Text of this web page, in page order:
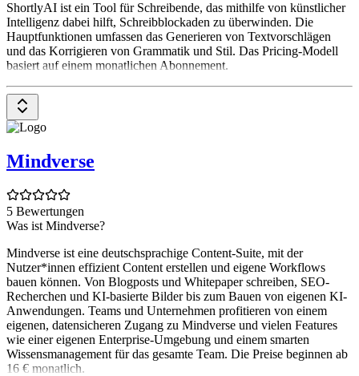
ShortlyAI ist ein Tool für Schreibende, das mithilfe von künstlicher
Intelligenz dabei hilft, Schreibblockaden zu überwinden. Die
Hauptfunktionen umfassen das Generieren von Textvorschlägen
und das Korrigieren von Grammatik und Stil. Das Pricing-Modell
basiert auf einem monatlichen Abonnement.
Mindverse
5 Bewertungen
Was ist Mindverse?
Mindverse ist eine deutschsprachige Content-Suite, mit der
Nutzer*innen effizient Content erstellen und eigene Workflows
bauen können. Von Blogposts und Whitepaper schreiben, SEO-
Recherchen und KI-basierte Bilder bis zum Bauen von eigenen KI-
Anwendungen. Teams und Unternehmen profitieren von einem
eigenen, datensicheren Zugang zu Mindverse und vielen Features
wie einer eigenen Enterprise-Umgebung und einem smarten
Wissensmanagement für das gesamte Team. Die Preise beginnen ab
16 € monatlich.